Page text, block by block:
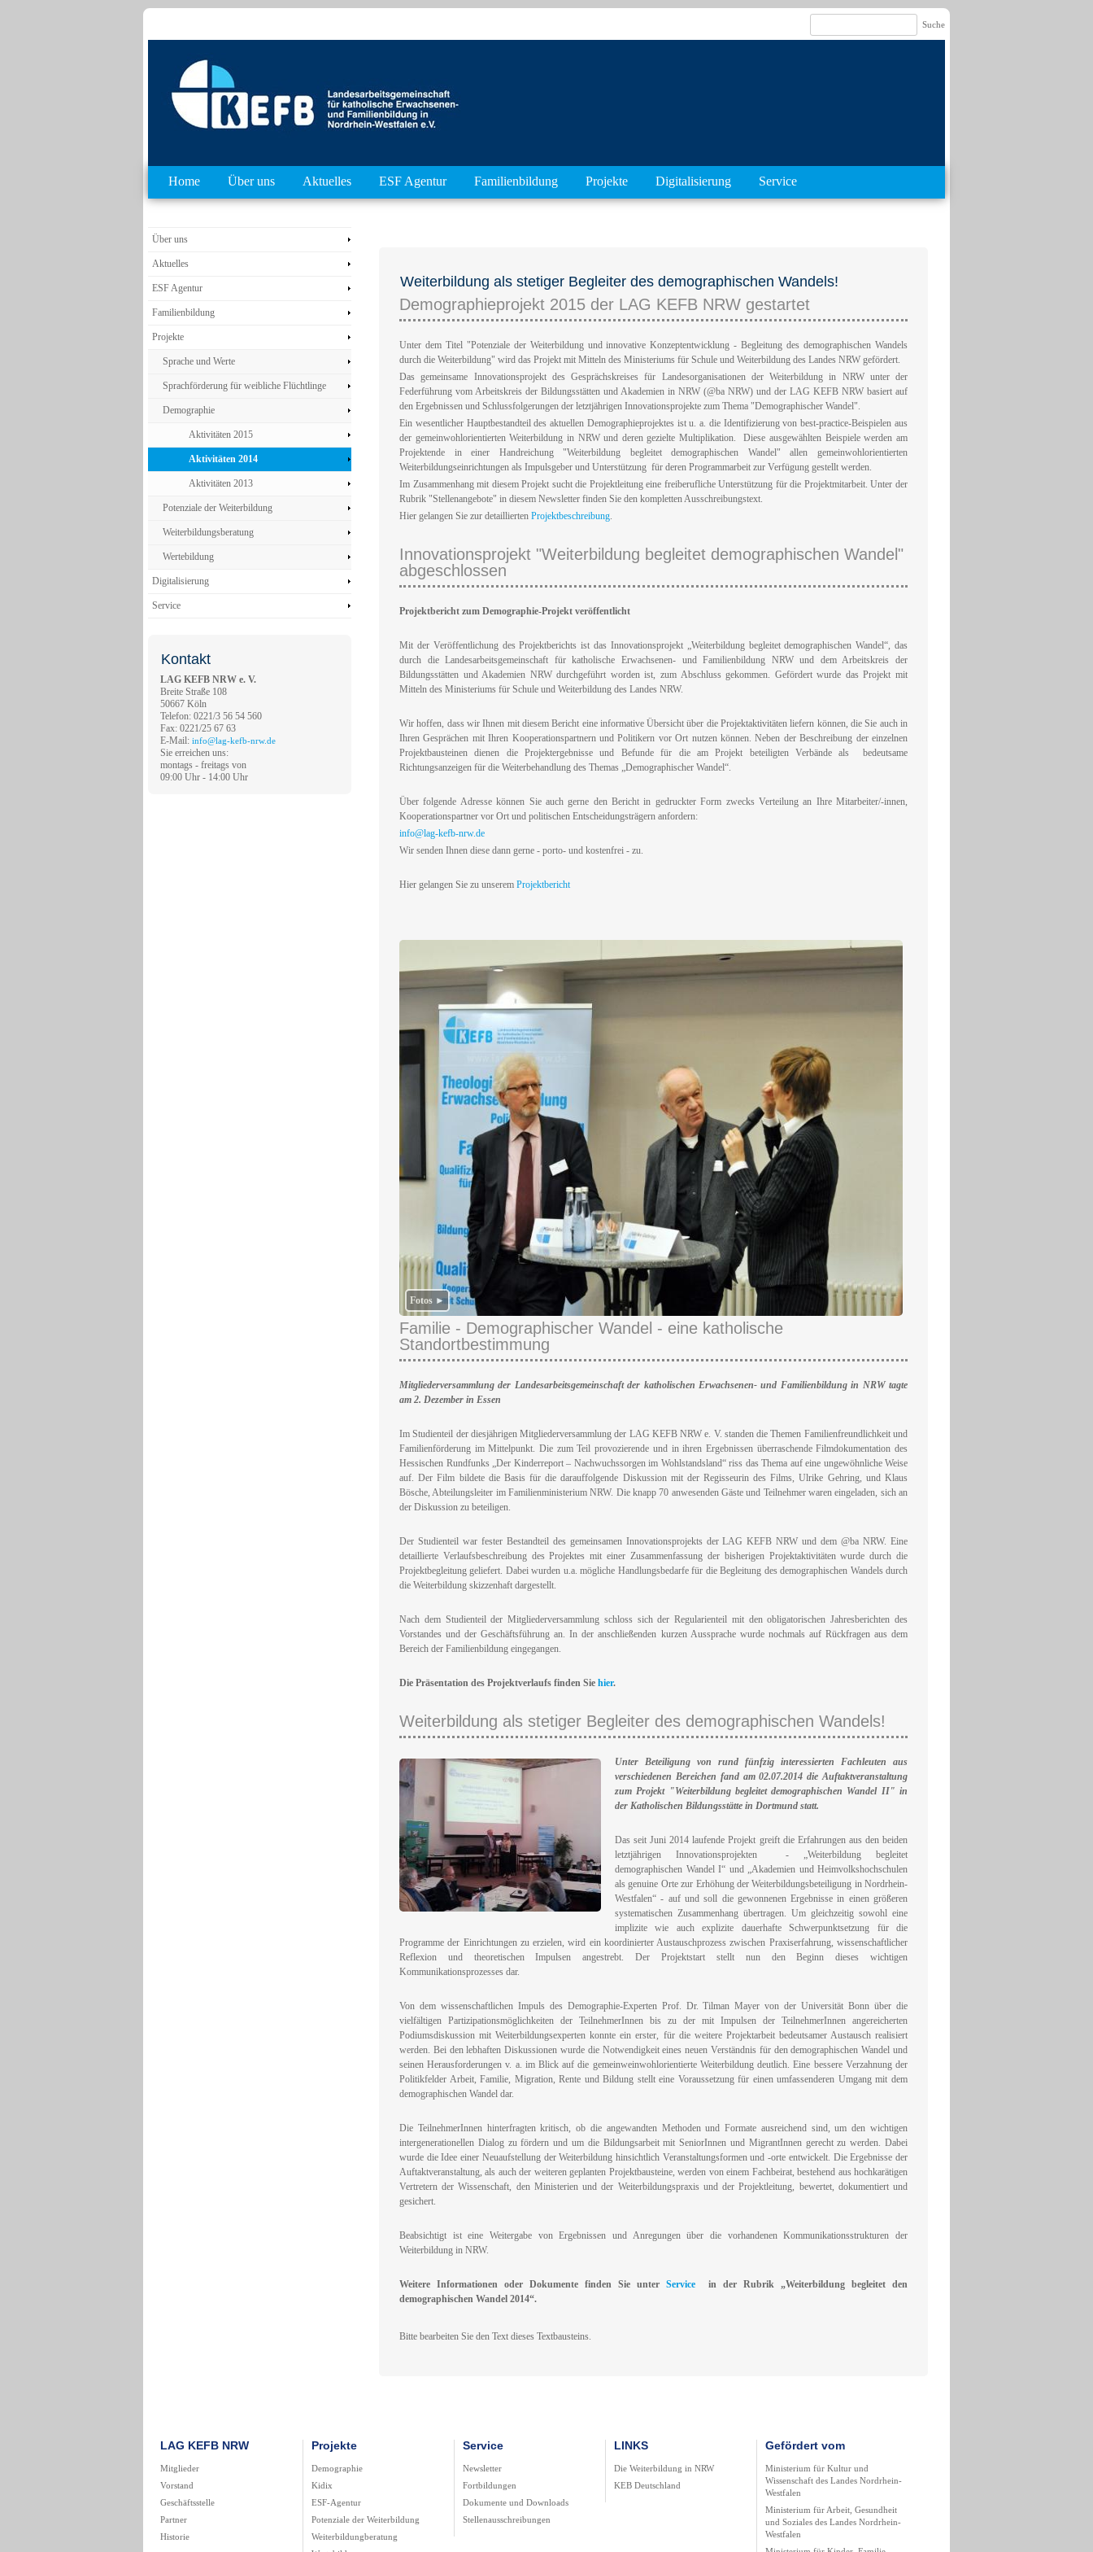
Home Über uns Aktuelles ESF Agentur Familienbildung Projekte Digitalisierung Service
Über uns
Aktuelles
ESF Agentur
Familienbildung
Projekte
Sprache und Werte
Sprachförderung für weibliche Flüchtlinge
Demographie
Aktivitäten 2015
Aktivitäten 2014
Aktivitäten 2013
Potenziale der Weiterbildung
Weiterbildungsberatung
Wertebildung
Digitalisierung
Service
Kontakt
LAG KEFB NRW e. V.
Breite Straße 108
50667 Köln
Telefon: 0221/3 56 54 560
Fax: 0221/25 67 63
E-Mail: info@lag-kefb-nrw.de
Sie erreichen uns:
montags - freitags von
09:00 Uhr - 14:00 Uhr
Weiterbildung als stetiger Begleiter des demographischen Wandels!
Demographieprojekt 2015 der LAG KEFB NRW gestartet
Unter dem Titel "Potenziale der Weiterbildung und innovative Konzeptentwicklung - Begleitung des demographischen Wandels
durch die Weiterbildung" wird das Projekt mit Mitteln des Ministeriums für Schule und Weiterbildung des Landes NRW gefördert.
Das gemeinsame Innovationsprojekt des Gesprächskreises für Landesorganisationen der Weiterbildung in NRW unter der
Federführung vom Arbeitskreis der Bildungsstätten und Akademien in NRW (@ba NRW) und der LAG KEFB NRW basiert auf
den Ergebnissen und Schlussfolgerungen der letztjährigen Innovationsprojekte zum Thema "Demographischer Wandel".
Ein wesentlicher Hauptbestandteil des aktuellen Demographieprojektes ist u. a. die Identifizierung von best-practice-Beispielen aus
der gemeinwohlorientierten Weiterbildung in NRW und deren gezielte Multiplikation. Diese ausgewählten Beispiele werden am
Projektende in einer Handreichung "Weiterbildung begleitet demographischen Wandel" allen gemeinwohlorientierten
Weiterbildungseinrichtungen als Impulsgeber und Unterstützung für deren Programmarbeit zur Verfügung gestellt werden.
Im Zusammenhang mit diesem Projekt sucht die Projektleitung eine freiberufliche Unterstützung für die Projektmitarbeit. Unter der
Rubrik "Stellenangebote" in diesem Newsletter finden Sie den kompletten Ausschreibungstext.
Hier gelangen Sie zur detaillierten Projektbeschreibung.
Innovationsprojekt "Weiterbildung begleitet demographischen Wandel"
abgeschlossen
Projektbericht zum Demographie-Projekt veröffentlicht
Mit der Veröffentlichung des Projektberichts ist das Innovationsprojekt „Weiterbildung begleitet demographischen Wandel“, das
durch die Landesarbeitsgemeinschaft für katholische Erwachsenen- und Familienbildung NRW und dem Arbeitskreis der
Bildungsstätten und Akademien NRW durchgeführt worden ist, zum Abschluss gekommen. Gefördert wurde das Projekt mit
Mitteln des Ministeriums für Schule und Weiterbildung des Landes NRW.
Wir hoffen, dass wir Ihnen mit diesem Bericht eine informative Übersicht über die Projektaktivitäten liefern können, die Sie auch in
Ihren Gesprächen mit Ihren Kooperationspartnern und Politikern vor Ort nutzen können. Neben der Beschreibung der einzelnen
Projektbausteinen dienen die Projektergebnisse und Befunde für die am Projekt beteiligten Verbände als bedeutsame
Richtungsanzeigen für die Weiterbehandlung des Themas „Demographischer Wandel“.
Über folgende Adresse können Sie auch gerne den Bericht in gedruckter Form zwecks Verteilung an Ihre Mitarbeiter/-innen,
Kooperationspartner vor Ort und politischen Entscheidungsträgern anfordern:
info@lag-kefb-nrw.de
Wir senden Ihnen diese dann gerne - porto- und kostenfrei - zu.
Hier gelangen Sie zu unserem Projektbericht
Fotos ►
Familie - Demographischer Wandel - eine katholische
Standortbestimmung
Mitgliederversammlung der Landesarbeitsgemeinschaft der katholischen Erwachsenen- und Familienbildung in NRW tagte
am 2. Dezember in Essen
Im Studienteil der diesjährigen Mitgliederversammlung der LAG KEFB NRW e. V. standen die Themen Familienfreundlichkeit und
Familienförderung im Mittelpunkt. Die zum Teil provozierende und in ihren Ergebnissen überraschende Filmdokumentation des
Hessischen Rundfunks „Der Kinderreport – Nachwuchssorgen im Wohlstandsland“ riss das Thema auf eine ungewöhnliche Weise
auf. Der Film bildete die Basis für die darauffolgende Diskussion mit der Regisseurin des Films, Ulrike Gehring, und Klaus
Bösche, Abteilungsleiter im Familienministerium NRW. Die knapp 70 anwesenden Gäste und Teilnehmer waren eingeladen, sich an
der Diskussion zu beteiligen.
Der Studienteil war fester Bestandteil des gemeinsamen Innovationsprojekts der LAG KEFB NRW und dem @ba NRW. Eine
detaillierte Verlaufsbeschreibung des Projektes mit einer Zusammenfassung der bisherigen Projektaktivitäten wurde durch die
Projektbegleitung geliefert. Dabei wurden u.a. mögliche Handlungsbedarfe für die Begleitung des demographischen Wandels durch
die Weiterbildung skizzenhaft dargestellt.
Nach dem Studienteil der Mitgliederversammlung schloss sich der Regularienteil mit den obligatorischen Jahresberichten des
Vorstandes und der Geschäftsführung an. In der anschließenden kurzen Aussprache wurde nochmals auf Rückfragen aus dem
Bereich der Familienbildung eingegangen.
Die Präsentation des Projektverlaufs finden Sie hier.
Weiterbildung als stetiger Begleiter des demographischen Wandels!
Unter Beteiligung von rund fünfzig interessierten Fachleuten aus
verschiedenen Bereichen fand am 02.07.2014 die Auftaktveranstaltung
zum Projekt "Weiterbildung begleitet demographischen Wandel II" in
der Katholischen Bildungsstätte in Dortmund statt.
Das seit Juni 2014 laufende Projekt greift die Erfahrungen aus den beiden
letztjährigen Innovationsprojekten - „Weiterbildung begleitet
demographischen Wandel I“ und „Akademien und Heimvolkshochschulen
als genuine Orte zur Erhöhung der Weiterbildungsbeteiligung in Nordrhein-
Westfalen“ - auf und soll die gewonnenen Ergebnisse in einen größeren
systematischen Zusammenhang übertragen. Um gleichzeitig sowohl eine
implizite wie auch explizite dauerhafte Schwerpunktsetzung für die
Programme der Einrichtungen zu erzielen, wird ein koordinierter Austauschprozess zwischen Praxiserfahrung, wissenschaftlicher
Reflexion und theoretischen Impulsen angestrebt. Der Projektstart stellt nun den Beginn dieses wichtigen
Kommunikationsprozesses dar.
Von dem wissenschaftlichen Impuls des Demographie-Experten Prof. Dr. Tilman Mayer von der Universität Bonn über die
vielfältigen Partizipationsmöglichkeiten der TeilnehmerInnen bis zu der mit Impulsen der TeilnehmerInnen angereicherten
Podiumsdiskussion mit Weiterbildungsexperten konnte ein erster, für die weitere Projektarbeit bedeutsamer Austausch realisiert
werden. Bei den lebhaften Diskussionen wurde die Notwendigkeit eines neuen Verständnis für den demographischen Wandel und
seinen Herausforderungen v. a. im Blick auf die gemeinweinwohlorientierte Weiterbildung deutlich. Eine bessere Verzahnung der
Politikfelder Arbeit, Familie, Migration, Rente und Bildung stellt eine Voraussetzung für einen umfassenderen Umgang mit dem
demographischen Wandel dar.
Die TeilnehmerInnen hinterfragten kritisch, ob die angewandten Methoden und Formate ausreichend sind, um den wichtigen
intergenerationellen Dialog zu fördern und um die Bildungsarbeit mit SeniorInnen und MigrantInnen gerecht zu werden. Dabei
wurde die Idee einer Neuaufstellung der Weiterbildung hinsichtlich Veranstaltungsformen und -orte entwickelt. Die Ergebnisse der
Auftaktveranstaltung, als auch der weiteren geplanten Projektbausteine, werden von einem Fachbeirat, bestehend aus hochkarätigen
Vertretern der Wissenschaft, den Ministerien und der Weiterbildungspraxis und der Projektleitung, bewertet, dokumentiert und
gesichert.
Beabsichtigt ist eine Weitergabe von Ergebnissen und Anregungen über die vorhandenen Kommunikationsstrukturen der
Weiterbildung in NRW.
Weitere Informationen oder Dokumente finden Sie unter Service in der Rubrik „Weiterbildung begleitet den
demographischen Wandel 2014“.
Bitte bearbeiten Sie den Text dieses Textbausteins.
LAG KEFB NRW
Mitglieder
Vorstand
Geschäftsstelle
Partner
Historie
Projekte
Demographie
Kidix
ESF-Agentur
Potenziale der Weiterbildung
Weiterbildungberatung
Service
Newsletter
Fortbildungen
Dokumente und Downloads
Stellenausschreibungen
LINKS
Die Weiterbildung in NRW
KEB Deutschland
Gefördert vom
Ministerium für Kultur und
Wissenschaft des Landes Nordrhein-
Westfalen
Ministerium für Arbeit, Gesundheit
und Soziales des Landes Nordrhein-
Westfalen